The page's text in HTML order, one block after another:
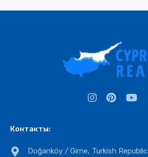
Контакты:
Doğanköy / Girne, Turkish Republic